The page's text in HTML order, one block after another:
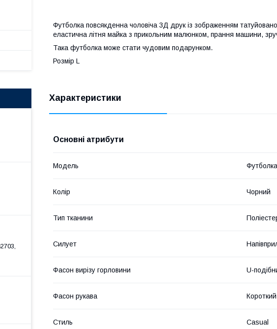
Футболка повсякденна чоловіча 3Д друк із зображенням
еластична літня майка з прикольним малюнком, прання машини,
Така футболка може стати чудовим подарунком.
Розмір L
Характеристики
Основні атрибути
Модель Футболка
Колір Чорний
Тип тканини
Силует
Фасон вирізу горловини U-
Фасон рукава Короткий
Стиль Casual